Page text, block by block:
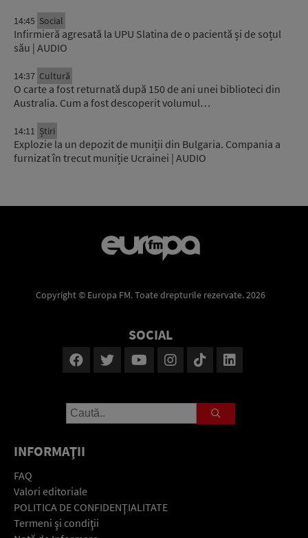
14:45 Social
Infirmieră agresată la UPU Slatina de o pacientă și de soțul
său | AUDIO
14:37 Cultură
O carte a fost returnată după 150 de ani unei biblioteci din
Australia. Cum a fost descoperit volumul…
14:11 Știri
Explozie la un depozit de muniții din Bulgaria. Compania a
furnizat în trecut muniție Ucrainei | AUDIO
Copyright © Europa FM. Toate drepturile rezervate. 2026
SOCIAL
INFORMAŢII
FAQ
Valori editoriale
POLITICA DE CONFIDENŢIALITATE
Termeni şi condiţii